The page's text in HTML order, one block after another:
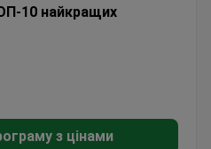
10 найкращих
лікуванняпонад 14 000
за кордону.
з цінами